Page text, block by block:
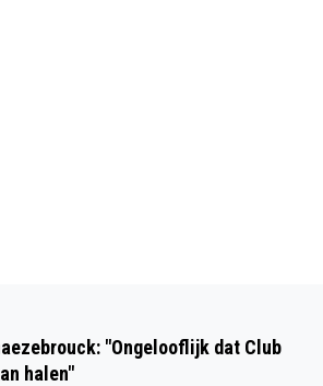
"Ongelooflijk dat Club
halen"